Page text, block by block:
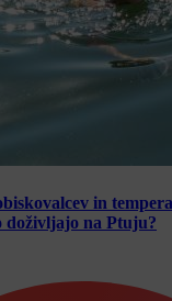
in
na Ptuju?